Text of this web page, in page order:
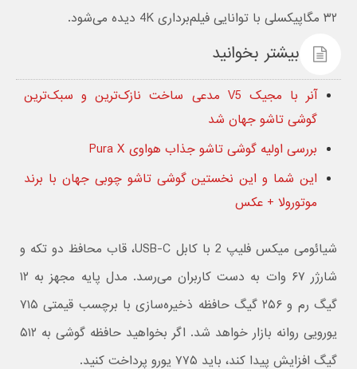
۳۲ مگاپیکسلی با توانایی فیلم‌برداری 4K دیده می‌شود.
بیشتر بخوانید
آنر با مجیک V5 مدعی ساخت نازک‌ترین و سبک‌ترین
گوشی تاشو جهان شد
بررسی اولیه گوشی تاشو جذاب هواوی Pura X
این شما و این نخستین گوشی تاشو چوبی جهان با برند
موتورولا +‌ عکس
شیائومی میکس فلیپ 2 با کابل USB-C، قاب محافظ دو تکه و
شارژر ۶۷ وات به دست کاربران می‌رسد. مدل پایه مجهز به ۱۲
گیگ رم و ۲۵۶ گیگ حافظه ذخیره‌سازی با برچسب قیمتی ۷۱۵
یورویی روانه بازار خواهد شد. اگر بخواهید حافظه گوشی به ۵۱۲
گیگ افزایش پیدا کند، باید ۷۷۵ یورو پرداخت کنید.